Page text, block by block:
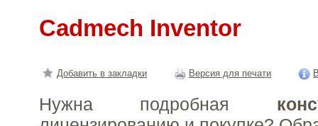
Cadmech Inventor
Добавить в закладки Версия для печати
Нужна подробная